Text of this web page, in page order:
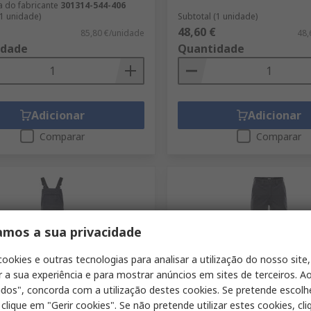
do fabricante 301314-544-406
unidade)
85,80 €/unidade
Adicionar
Comparar
Subtotal (1 unidade)
48,60 €
Quantidade
Adicionar
Comparar
de stock temporariamente Fora de stock
a sua privacidade
e outras tecnologias para analisar a utilização do nosso
a sua experiência e para mostrar anúncios em sites de terceiros.
concorda com a utilização destes cookies. Se pretende
em "Gerir cookies". Se não pretende utilizar estes cookies,